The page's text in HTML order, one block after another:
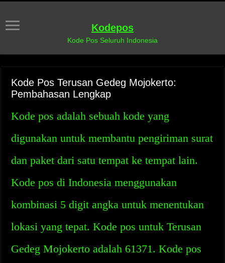
Kodepos
Kode Pos Seluruh Indonesia
Kode Pos Terusan Gedeg Mojokerto:
Pembahasan Lengkap
Kode pos adalah sebuah kode yang
digunakan untuk membantu pengiriman surat
dan paket dari satu tempat ke tempat lain.
Kode pos di Indonesia menggunakan
kombinasi 5 digit angka untuk menentukan
lokasi yang tepat. Kode pos untuk Terusan
Gedeg Mojokerto adalah 61371. Kode pos